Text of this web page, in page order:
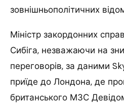
зовнішньополітичних
Міністр закордонних
Сибіга, незважаючи на
переговорів, за даними
приїде до Лондона, де
британського МЗС